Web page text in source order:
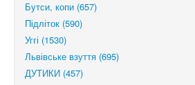
Бутси, копи (657)
Підліток (590)
Уггі (1530)
Львівське взуття (695)
ДУТИКИ (457)